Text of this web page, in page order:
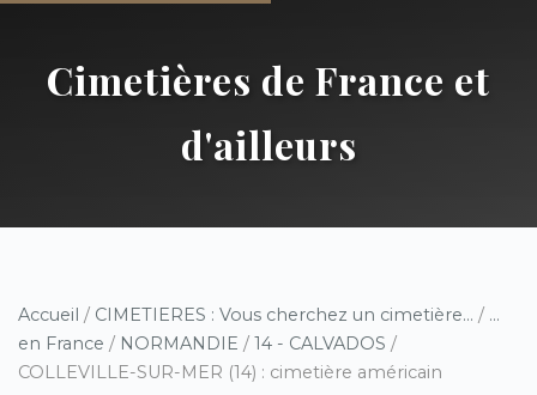
Cimetières de France et
d'ailleurs
Accueil / CIMETIERES : Vous cherchez un cimetière... / ...
en France / NORMANDIE / 14 - CALVADOS /
COLLEVILLE-SUR-MER (14) : cimetière américain